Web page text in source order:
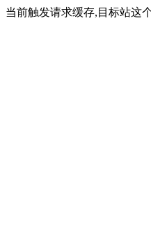
当前触发请求缓存,目标站这